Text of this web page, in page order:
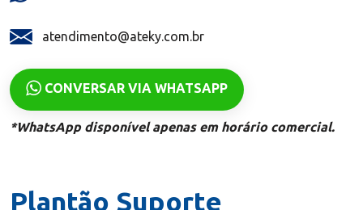
atendimento@ateky.com.br
CONVERSAR VIA WHATSAPP
*WhatsApp disponível apenas em horário comercial.
Plantão Suporte